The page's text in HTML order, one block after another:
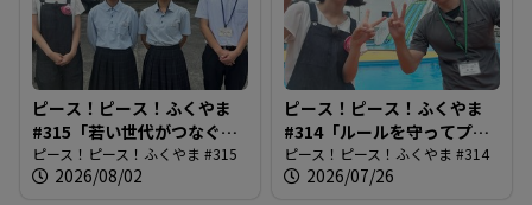
す
る
ピース！ピース！ふくやま
#315「若い世代がつなぐ市
民平和のつどい」
ピース！ピース！ふくやま #315
2026/08/02
ピース！ピース！ふくやま
#314「ルールを守ってプー
ルを楽しもう」
ピース！ピース！ふくやま #314
2026/07/26